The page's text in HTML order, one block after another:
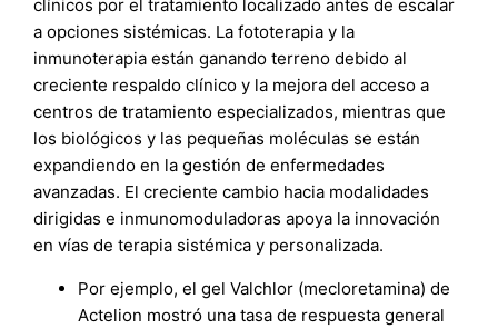
clínicos por el tratamiento localizado antes de escalar
a opciones sistémicas. La fototerapia y la
inmunoterapia están ganando terreno debido al
creciente respaldo clínico y la mejora del acceso a
centros de tratamiento especializados, mientras que
los biológicos y las pequeñas moléculas se están
expandiendo en la gestión de enfermedades
avanzadas. El creciente cambio hacia modalidades
dirigidas e inmunomoduladoras apoya la innovación
en vías de terapia sistémica y personalizada.
Por ejemplo, el gel Valchlor (mecloretamina) de
Actelion mostró una tasa de respuesta general